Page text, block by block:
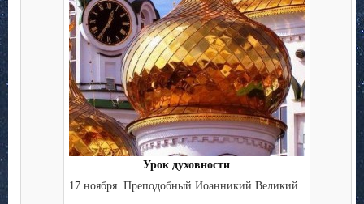
Урок духовности
17 ноября. Преподобный Иоанникий Великий
...